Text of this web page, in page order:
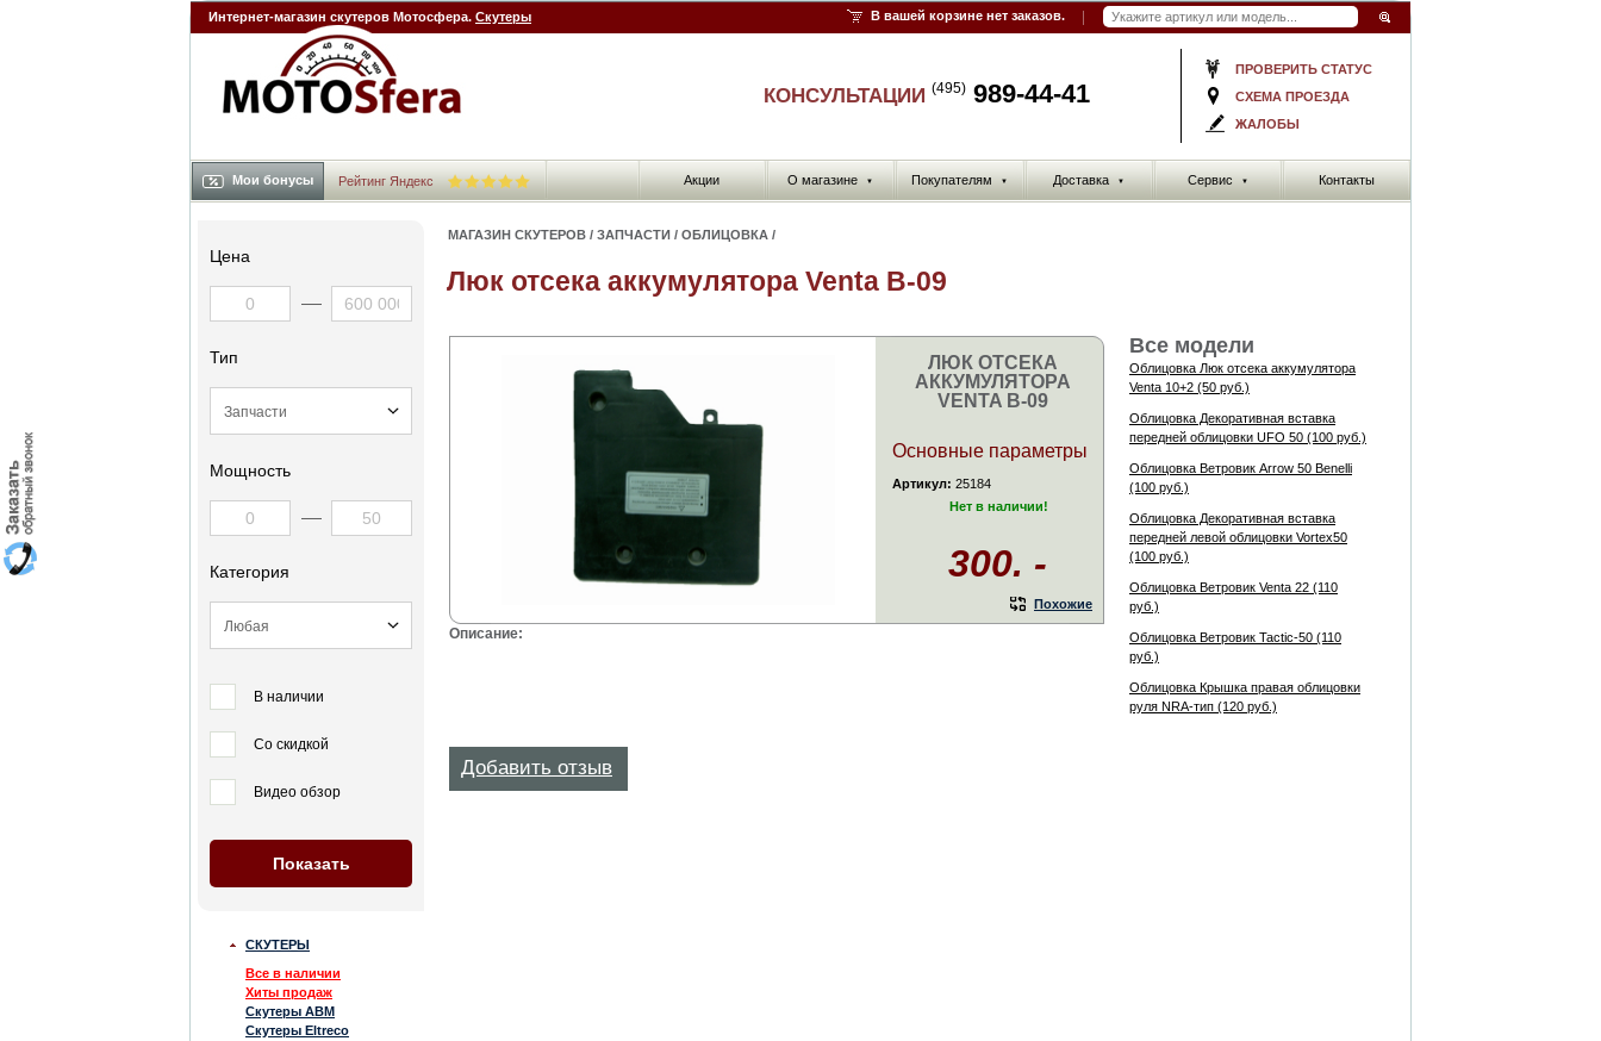
Интернет-магазин скутеров Мотосфера. Скутеры В вашей корзине нет заказов.
ПРОВЕРИТЬ СТАТУС
СХЕМА ПРОЕЗДА
ЖАЛОБЫ
КОНСУЛЬТАЦИИ (495) 989-44-41
Акции О магазине ▼ Покупателям ▼ Доставка ▼ Сервис ▼ Контакты
Мои бонусы Рейтинг Яндекс
Цена
Тип
Мощность
Категория
В наличии
Со скидкой
Видео обзор
СКУТЕРЫ
Все в наличии
Хиты продаж
Скутеры ABM
Скутеры Eltreco
МАГАЗИН СКУТЕРОВ / ЗАПЧАСТИ / ОБЛИЦОВКА /
Люк отсека аккумулятора Venta B-09
ЛЮК ОТСЕКА
АККУМУЛЯТОРА
VENTA B-09
Основные параметры
Артикул: 25184
Нет в наличии!
300. -
Похожие
Все модели
Облицовка Люк отсека аккумулятора
Venta 10+2 (50 руб.)
Облицовка Декоративная вставка
передней облицовки UFO 50 (100 руб.)
Облицовка Ветровик Arrow 50 Benelli
(100 руб.)
Облицовка Декоративная вставка
передней левой облицовки Vortex50
(100 руб.)
Облицовка Ветровик Venta 22 (110
руб.)
Облицовка Ветровик Tactic-50 (110
руб.)
Облицовка Крышка правая облицовки
руля NRA-тип (120 руб.)
Описание:
Добавить отзыв